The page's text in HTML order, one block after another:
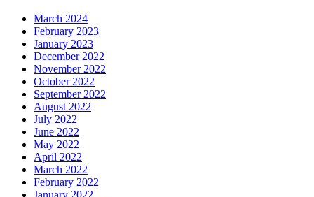
March 2024
February 2023
January 2023
December 2022
November 2022
October 2022
September 2022
August 2022
July 2022
June 2022
May 2022
April 2022
March 2022
February 2022
January 2022